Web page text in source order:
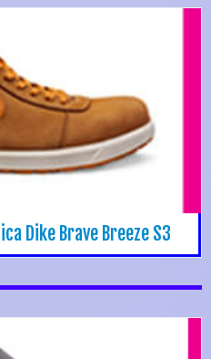
Dike Brave Breeze S3